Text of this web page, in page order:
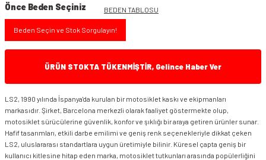
Önce Beden Seçiniz BEDEN TABLOSU
Beden Seçin ve Stok Sorgulayın!
ÜRÜN STOKTA TÜKENMİŞTİR, Gelince Haber Ver
LS2, 1990 yılında İspanya'da kurulan bir motosiklet kaskı ve ekipmanları
markasıdır. Şirket, Barcelona merkezli olarak faaliyet göstermekte olup,
motosiklet sürücülerine güvenlik, konfor ve şıklığı bir araya getiren ürünler sunar.
Hafif tasarımları, etkili darbe emilimi ve geniş renk seçenekleriyle dikkat çeken
LS2, uluslararası standartlara uygun üretimiyle bilinir. Küresel çapta geniş bir
kullanıcı kitlesine hitap eden marka, motosiklet tutkunları arasında popülerliğini